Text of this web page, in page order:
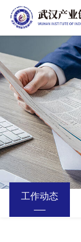
工作动态